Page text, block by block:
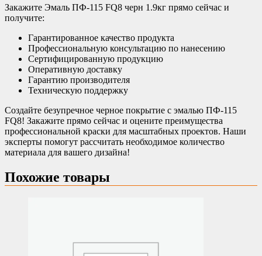
Закажите Эмаль ПФ-115 FQ8 черн 1.9кг прямо сейчас и
получите:
Гарантированное качество продукта
Профессиональную консультацию по нанесению
Сертифицированную продукцию
Оперативную доставку
Гарантию производителя
Техническую поддержку
Создайте безупречное черное покрытие с эмалью ПФ-115
FQ8! Закажите прямо сейчас и оцените преимущества
профессиональной краски для масштабных проектов. Наши
эксперты помогут рассчитать необходимое количество
материала для вашего дизайна!
Похожие товары